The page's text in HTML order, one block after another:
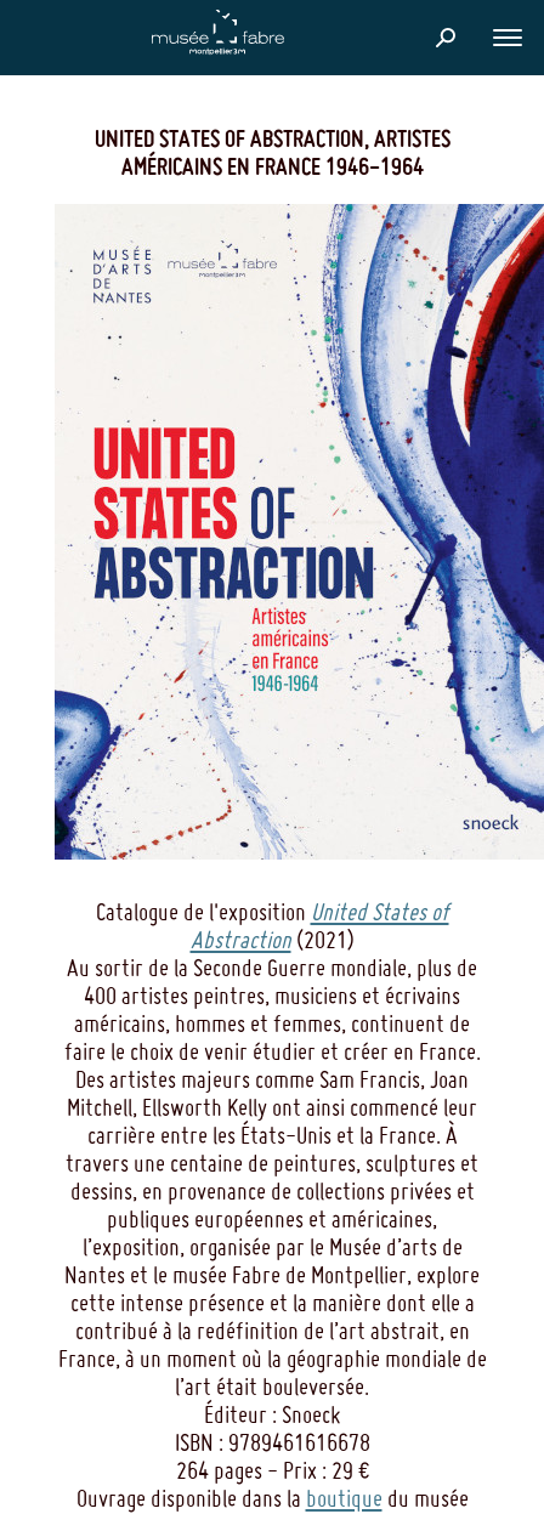
UNITED STATES OF ABSTRACTION, ARTISTES
AMÉRICAINS EN FRANCE 1946-1964
Catalogue de l'exposition United States of
Abstraction(2021)
Au sortir de la Seconde Guerre mondiale, plus de
400 artistes peintres, musiciens et écrivains
américains, hommes et femmes, continuent de
faire le choix de venir étudier et créer en France.
Des artistes majeurs comme Sam Francis, Joan
Mitchell, Ellsworth Kelly ont ainsi commencé leur
carrière entre les États-Unis et la France. À
travers une centaine de peintures, sculptures et
dessins, en provenance de collections privées et
publiques européennes et américaines,
l’exposition, organisée par le Musée d’arts de
Nantes et le musée Fabre de Montpellier, explore
cette intense présence et la manière dont elle a
contribué à la redéfinition de l’art abstrait, en
France, à un moment où la géographie mondiale de
l’art était bouleversée.
Éditeur : Snoeck
ISBN : 9789461616678
264 pages - Prix : 29 €
Ouvrage disponible dans la boutique du musée